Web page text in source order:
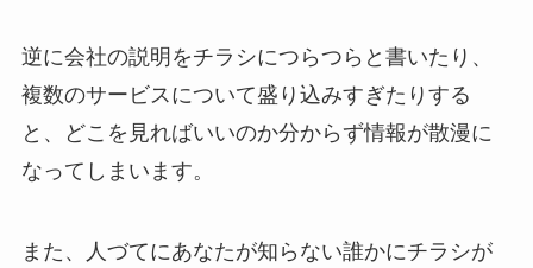
逆に会社の説明をチラシにつらつらと書いたり、
複数のサービスについて盛り込みすぎたりする
と、どこを見ればいいのか分からず情報が散漫に
なってしまいます。
また、人づてにあなたが知らない誰かにチラシが